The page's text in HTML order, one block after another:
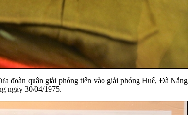
đoàn quân giải phóng tiến vào giải phóng Huế, Đà Nẵng
ngày 30/04/1975.